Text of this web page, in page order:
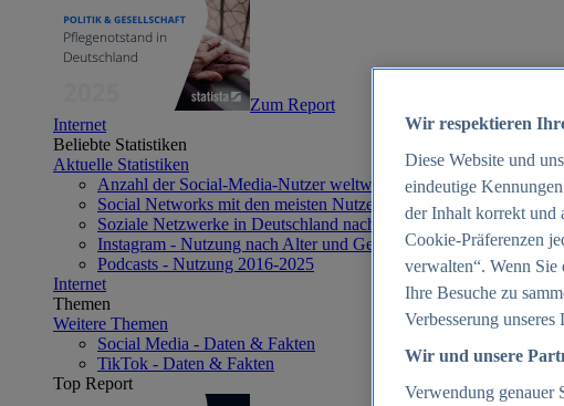
Zum Report
Internet
Beliebte Statistiken
Aktuelle Statistiken
Anzahl der Social-Media-Nutzer weltweit 2012-2025
Social Networks mit den meisten Nutzern weltweit 2025
Soziale Netzwerke in Deutschland nach Generationen 2025
Instagram - Nutzung nach Alter und Geschlecht in Deutschland
Podcasts - Nutzung 2016-2025
Internet
Themen
Weitere Themen
Social Media - Daten & Fakten
TikTok - Daten & Fakten
Top Report
Wir respektieren
Diese Website und
eindeutige
der Inhalt korrekt und
Cookie-Präferenzen
verwalten“. Wenn
Ihre Besuche zu
Verbesserung unseres
Wir und unsere
Verwendung genauer